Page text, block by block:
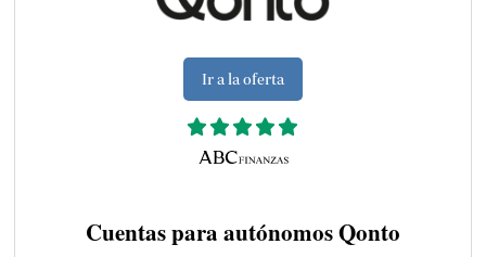
Ir a la oferta
Cuentas para autónomos Qonto